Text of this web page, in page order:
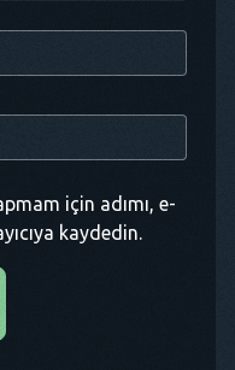
için adımı, e-
kaydedin.